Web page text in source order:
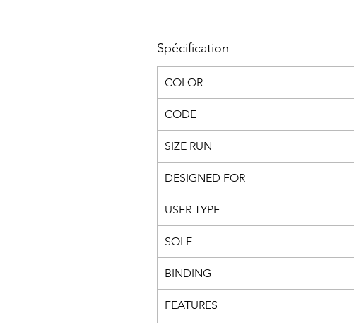
Spécification
COLOR
CODE
SIZE RUN
DESIGNED FOR
USER TYPE
SOLE
BINDING
FEATURES